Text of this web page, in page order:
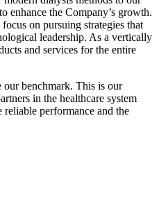
enhance the Company’s growth.
on pursuing strategies that
leadership. As a vertically
and services for the entire
our benchmark. This is our
in the healthcare system
performance and the